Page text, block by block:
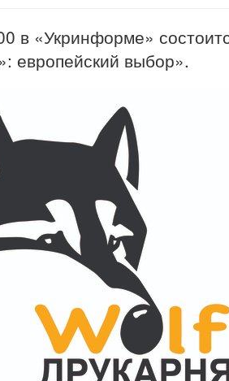
в «Укринформе»
европейский выбор».